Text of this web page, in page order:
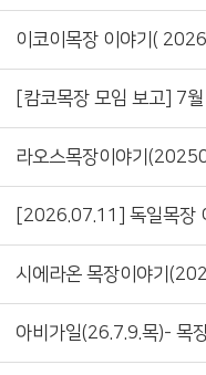
이코이목장 이야기(
[캄코목장 모임 보고] 7
라오스목장이야기
[2026.07.11] 독일목장
시에라온 목장이야기
아비가일(26.7.9.목)- 목